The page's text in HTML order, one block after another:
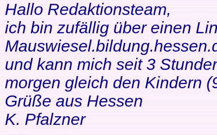
Hallo Redaktionsteam,
ich bin zufällig über einen
und kann mich seit 3
morgen gleich den Kindern
Grüße aus Hessen
K. Pfalzner